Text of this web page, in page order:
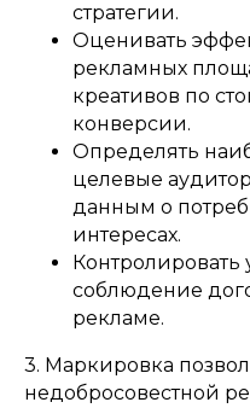
стратегии.
Оценивать
рекламных
креативов по
конверсии.
Определять
целевые
данным о
интересах.
Контролировать
соблюдение
рекламе.
3. Маркировка
недобросовестной